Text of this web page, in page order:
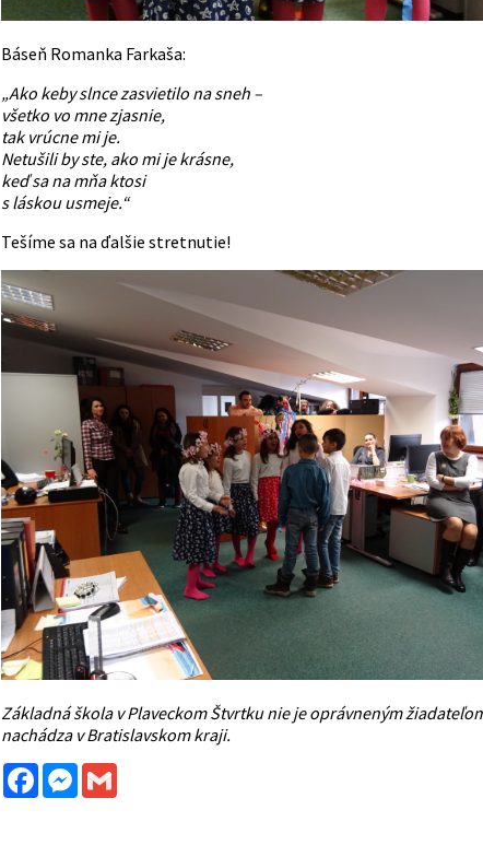
Báseň Romanka Farkaša:
„Ako keby slnce zasvietilo na sneh –
všetko vo mne zjasnie,
tak vrúcne mi je.
Netušili by ste, ako mi je krásne,
keď sa na mňa ktosi
s láskou usmeje.“
Tešíme sa na ďalšie stretnutie!
Základná škola v Plaveckom Štvrtku nie je oprávneným
nachádza v Bratislavskom kraji.
FacebookMessenger
Gmail